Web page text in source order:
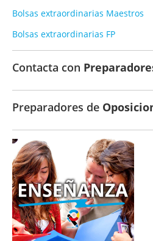
Bolsas extraordinarias Maestros
Bolsas extraordinarias FP
Contacta con
Preparadores de